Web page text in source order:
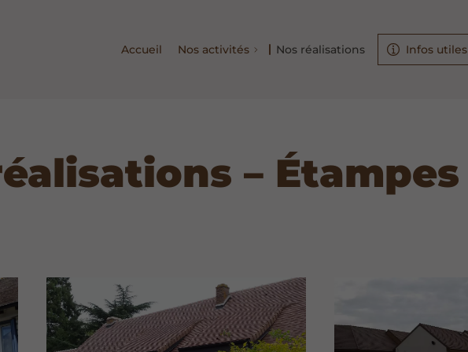
Accueil Nos activités Nos réalisations Infos utiles
– Étampes